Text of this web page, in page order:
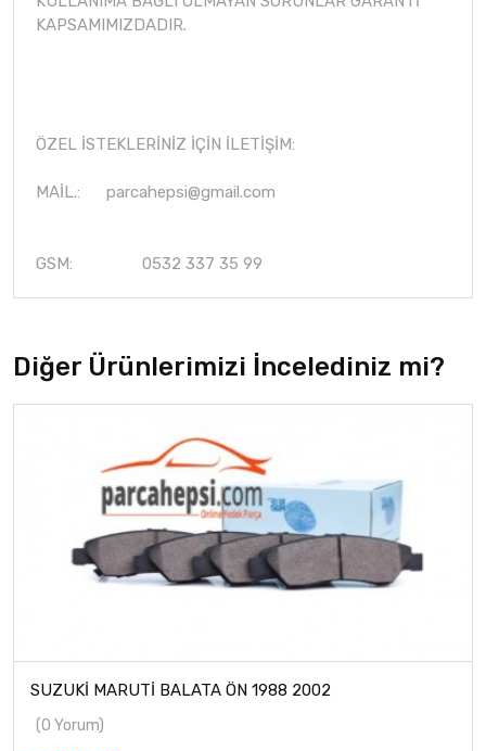
KAPSAMIMIZDADIR.
ÖZEL İSTEKLERİNİZ İÇİN İLETİŞİM:
MAİL.: parcahepsi@gmail.com
GSM: 0532 337 35 99
Diğer Ürünlerimizi İncelediniz mi?
SUZUKİ MARUTİ BALATA ÖN 1988 2002
(0 Yorum)